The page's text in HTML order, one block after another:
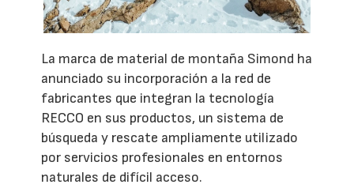
La marca de material de montaña Simond ha
anunciado su incorporación a la red de
fabricantes que integran la tecnología
RECCO en sus productos, un sistema de
búsqueda y rescate ampliamente utilizado
por servicios profesionales en entornos
naturales de difícil acceso.